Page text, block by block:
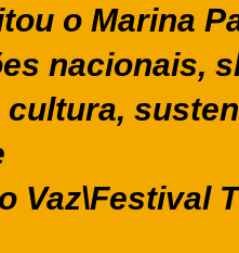
o Marina
nacionais,
cultura,
Vaz\Festival